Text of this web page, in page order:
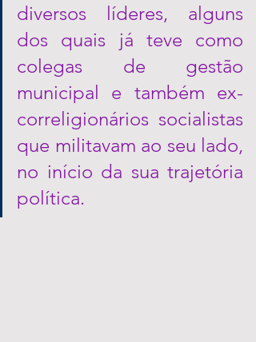
diversos líderes, alguns
dos quais já teve como
colegas de gestão
municipal e também ex-
correligionários socialistas
que militavam ao seu lado,
no início da sua trajetória
política.